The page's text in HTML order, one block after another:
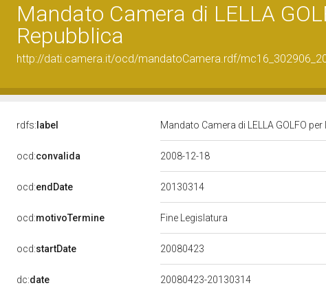
Mandato Camera di LELLA
Repubblica
http://dati.camera.it/ocd/mandatoCamera.rdf/
rdfs: label Mandato Camera di LELLA GOLFO
ocd:convalida 2008-12-18
ocd:endDate 20130314
ocd:motivoTermine Fine Legislatura
ocd:startDate 20080423
dc:date 20080423-20130314